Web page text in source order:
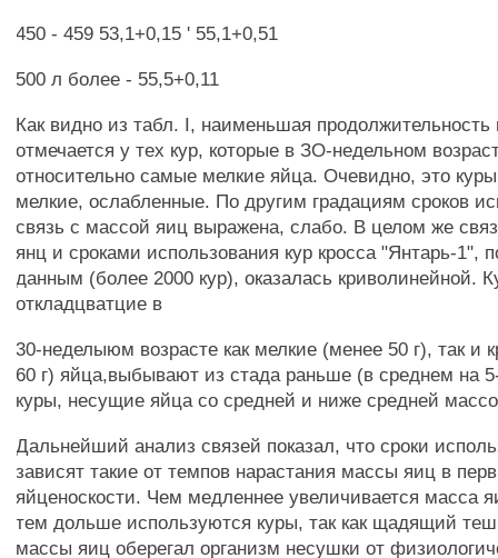
450 - 459 53,1+0,15 ' 55,1+0,51
500 л более - 55,5+0,11
Как видно из табл. I, наименьшая продолжительность
отмечается у тех кур, которые в ЗО-недельном
относительно самые мелкие яйца. Очевидно, это
мелкие, ослабленные. По другим градациям сроков
связь с массой яиц выражена, слабо. В целом же
янц и сроками использования кур кросса "Янтарь-1",
данным (более 2000 кур), оказалась криволинейной.
откладцватцие в
30-неделыюм возрасте как мелкие (менее 50 г), так и
60 г) яйца,выбывают из стада раньше (в среднем на
куры, несущие яйца со средней и ниже средней
Дальнейший анализ связей показал, что сроки
зависят такие от темпов нарастания массы яиц в
яйценоскости. Чем медленнее увеличивается масса
тем дольше используются куры, так как щадящий
массы яиц оберегал организм несушки от